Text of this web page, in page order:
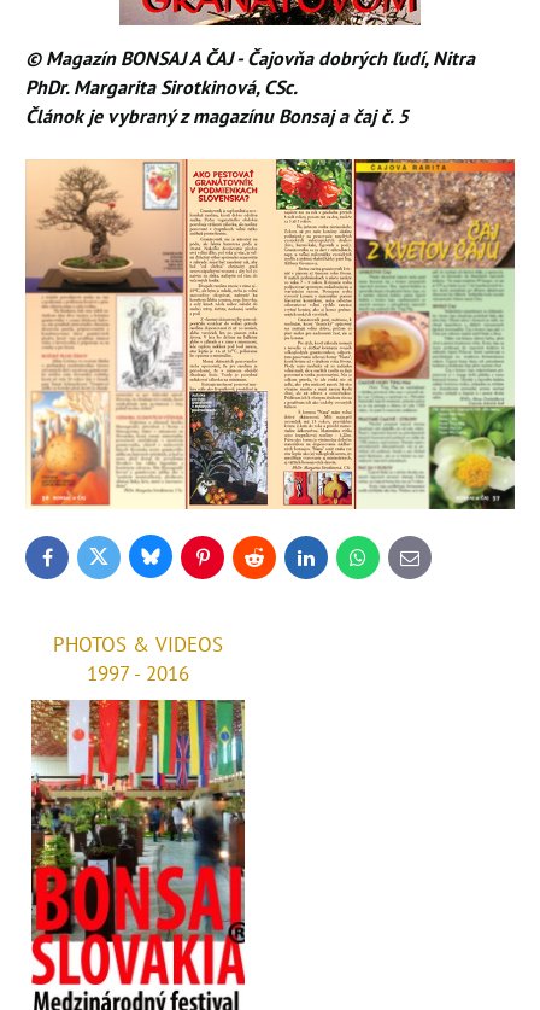
© Magazín BONSAJ A ČAJ - Čajovňa dobrých ľudí, Nitra
PhDr. Margarita Sirotkinová, CSc.
Článok je vybraný z magazínu Bonsaj a čaj č. 5
FacebookTwitter BlueskyPinterestReddit LinkedInWhatsApp
E-
mail
PHOTOS & VIDEOS
1997 - 2016